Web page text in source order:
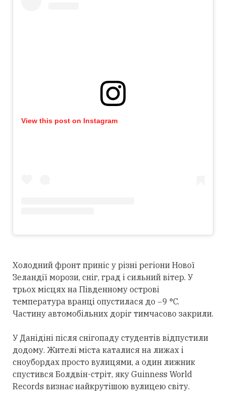
View this post on Instagram
Холодний фронт приніс у різні регіони Нової
Зеландії морози, сніг, град і сильний вітер. У
трьох місцях на Південному острові
температура вранці опустилася до −9 °C.
Частину автомобільних доріг тимчасово закрили.
У Данідіні після снігопаду студентів відпустили
додому. Жителі міста каталися на лижах і
сноубордах просто вулицями, а один лижник
спустився Болдвін-стріт, яку Guinness World
Records визнає найкрутішою вулицею світу.